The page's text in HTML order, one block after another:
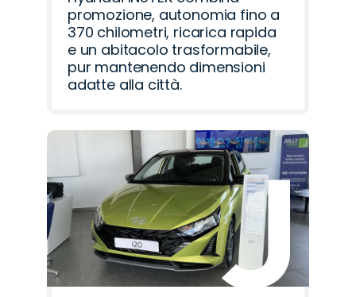
promozione, autonomia fino a
370 chilometri, ricarica rapida
e un abitacolo trasformabile,
pur mantenendo dimensioni
adatte alla città.